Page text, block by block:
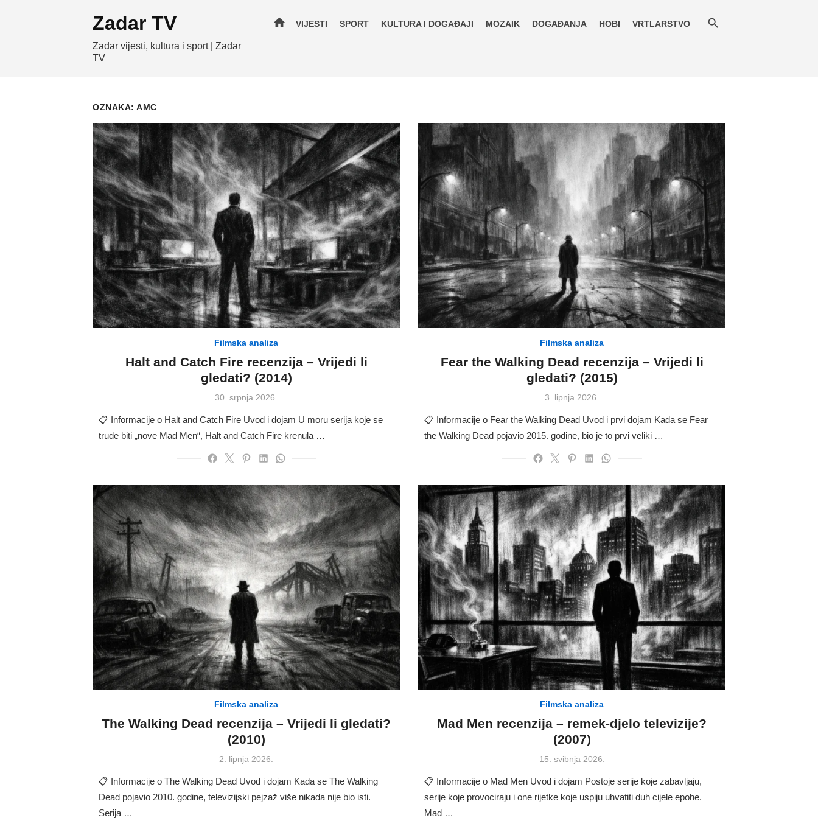
Zadar TV
Zadar vijesti, kultura i sport | Zadar
TV
home VIJESTI SPORT KULTURA I DOGAĐAJI MOZAIK DOGAĐANJA HOBI VRTLARSTVO
OZNAKA: AMC
Filmska analiza
Halt and Catch Fire recenzija – Vrijedi li
gledati? (2014)
Posted
30. srpnja 2026.
📋 Informacije o Halt and Catch Fire Uvod i dojam U moru serija koje se
trude biti „nove Mad Men“, Halt and Catch Fire krenula …
Filmska analiza
Fear the Walking Dead recenzija – Vrijedi li
gledati? (2015)
Posted
3. lipnja 2026.
📋 Informacije o Fear the Walking Dead Uvod i prvi dojam Kada se Fear
the Walking Dead pojavio 2015. godine, bio je to prvi veliki …
Filmska analiza
The Walking Dead recenzija – Vrijedi li gledati?
(2010)
Posted
2. lipnja 2026.
📋 Informacije o The Walking Dead Uvod i dojam Kada se The Walking
Dead pojavio 2010. godine, televizijski pejzaž više nikada nije bio isti.
Serija …
Filmska analiza
Mad Men recenzija – remek-djelo televizije?
(2007)
Posted
15. svibnja 2026.
📋 Informacije o Mad Men Uvod i dojam Postoje serije koje zabavljaju,
serije koje provociraju i one rijetke koje uspiju uhvatiti duh cijele epohe.
Mad …